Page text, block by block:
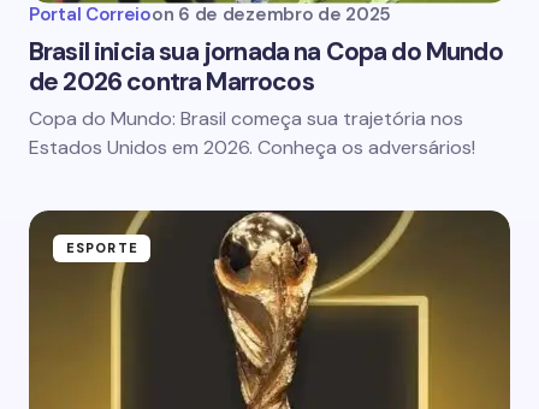
Portal Correioon 6 de dezembro de 2025
Brasil inicia sua jornada na Copa do Mundo
de 2026 contra Marrocos
Copa do Mundo: Brasil começa sua trajetória nos
Estados Unidos em 2026. Conheça os adversários!
ESPORTE